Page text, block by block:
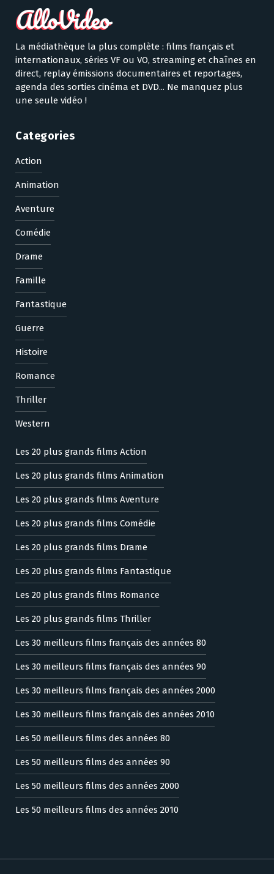
La médiathèque la plus complète : films français et
internationaux, séries VF ou VO, streaming et chaînes en
direct, replay émissions documentaires et reportages,
agenda des sorties cinéma et DVD... Ne manquez plus
une seule vidéo !
Categories
Action
Animation
Aventure
Comédie
Drame
Famille
Fantastique
Guerre
Histoire
Romance
Thriller
Western
Les 20 plus grands films Action
Les 20 plus grands films Animation
Les 20 plus grands films Aventure
Les 20 plus grands films Comédie
Les 20 plus grands films Drame
Les 20 plus grands films Fantastique
Les 20 plus grands films Romance
Les 20 plus grands films Thriller
Les 30 meilleurs films français des années 80
Les 30 meilleurs films français des années 90
Les 30 meilleurs films français des années 2000
Les 30 meilleurs films français des années 2010
Les 50 meilleurs films des années 80
Les 50 meilleurs films des années 90
Les 50 meilleurs films des années 2000
Les 50 meilleurs films des années 2010